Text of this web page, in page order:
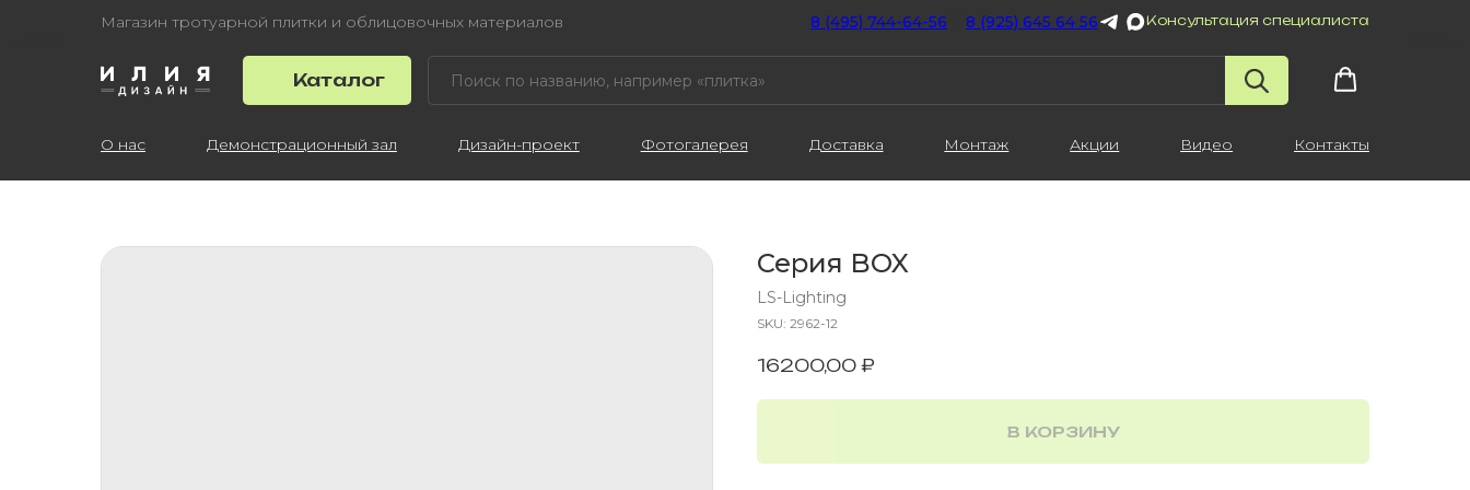
Магазин тротуарной плитки и облицовочных материалов 8 (495) 744-64-56 8 (925) 645 64 56 Консультация специалиста
Каталог
О нас Демонстрационный зал Дизайн-проект Фотогалерея Доставка Монтаж Акции Видео Контакты
Серия BOX
LS-Lighting
SKU: 2962-12
16200,00 ₽
В КОРЗИНУ